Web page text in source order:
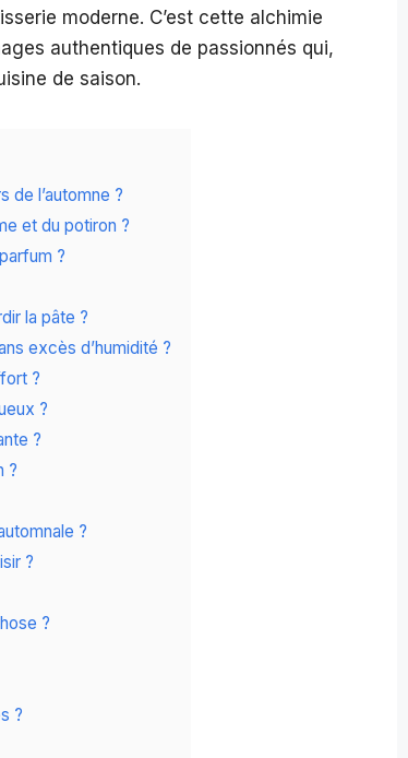
moderne. C’est cette alchimie
authentiques de passionnés qui,
de saison.
de l’automne ?
et du potiron ?
?
la pâte ?
excès d’humidité ?
?
?
?
?
?
?
?
?